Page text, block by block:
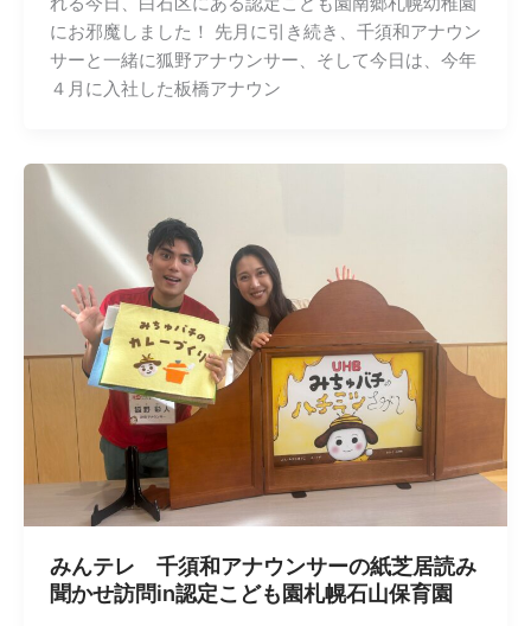
にお邪魔しました！ 先月に引き続き、千須和アナウン
サーと一緒に狐野アナウンサー、そして今日は、今年
４月に入社した板橋アナウン
みんテレ 千須和アナウンサーの紙芝居読み
聞かせ訪問in認定こども園札幌石山保育園